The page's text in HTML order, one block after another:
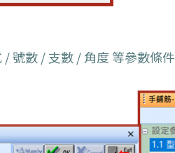
/ 支數 / 角度 等參數條件